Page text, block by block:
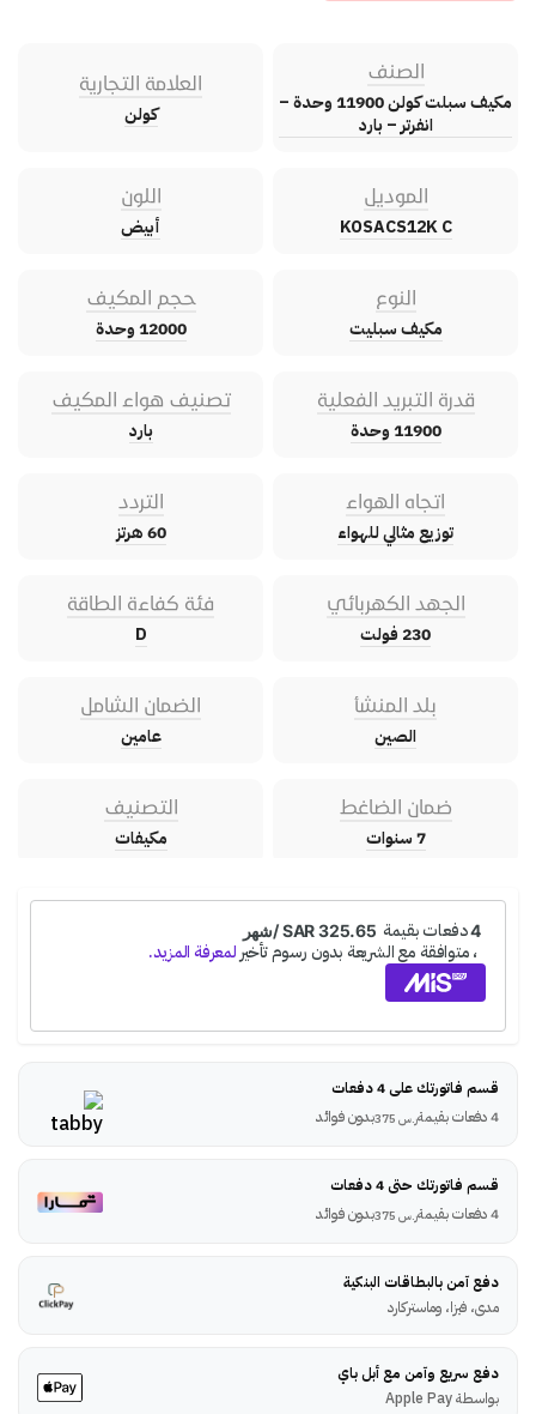
الصنف
مكيف سبلت كولن 11900 وحدة –
انفرتر – بارد
العلامة التجارية
كولن
الموديل
KOSACS12K C
اللون
أبيض
النوع
مكيف سبليت
حجم المكيف
12000 وحدة
قدرة التبريد الفعلية
11900 وحدة
تصنيف هواء المكيف
بارد
اتجاه الهواء
توزيع مثالي للهواء
التردد
60 هرتز
الجهد الكهربائي
230 فولت
فئة كفاءة الطاقة
D
بلد المنشأ
الصين
الضمان الشامل
عامين
ضمان الضاغط
7 سنوات
التصنيف
مكيفات
قسم فاتورتك على 4 دفعات
4 دفعات بقيمة
ر.س بدون فوائد
قسم فاتورتك حتى 4 دفعات
4 دفعات بقيمة
ر.س بدون فوائد
دفع آمن بالبطاقات البنكية
مدى، فيزا، وماستركارد
دفع سريع وآمن مع أبل باي
بواسطة Apple Pay